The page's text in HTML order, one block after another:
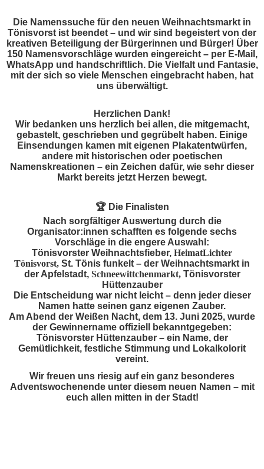
Die Namenssuche für den neuen Weihnachtsmarkt in
Tönisvorst ist beendet – und wir sind begeistert von der
kreativen Beteiligung der Bürgerinnen und Bürger! Über
150 Namensvorschläge wurden eingereicht – per E-Mail,
WhatsApp und handschriftlich. Die Vielfalt und Fantasie,
mit der sich so viele Menschen eingebracht haben, hat
uns überwältigt.
Herzlichen Dank!
Wir bedanken uns herzlich bei allen, die mitgemacht,
gebastelt, geschrieben und gegrübelt haben. Einige
Einsendungen kamen mit eigenen Plakatentwürfen,
andere mit historischen oder poetischen
Namenskreationen – ein Zeichen dafür, wie sehr dieser
Markt bereits jetzt Herzen bewegt.
🏆Die Finalisten
Nach sorgfältiger Auswertung durch die
Organisator:innen schafften es folgende sechs
Vorschläge in die engere Auswahl:
Tönisvorster Weihnachtsfieber, HeimatLichter
Tönisvorst, St. Tönis funkelt – der Weihnachtsmarkt in
der Apfelstadt, Schneewittchenmarkt, Tönisvorster
Hüttenzauber
Die Entscheidung war nicht leicht – denn jeder dieser
Namen hatte seinen ganz eigenen Zauber.
Am Abend der Weißen Nacht, dem 13. Juni 2025, wurde
der Gewinnername offiziell bekanntgegeben:
Tönisvorster Hüttenzauber – ein Name, der
Gemütlichkeit, festliche Stimmung und Lokalkolorit
vereint.
Wir freuen uns riesig auf ein ganz besonderes
Adventswochenende unter diesem neuen Namen – mit
euch allen mitten in der Stadt!